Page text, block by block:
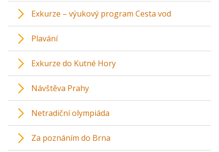
Exkurze – výukový program Cesta vod
Plavání
Exkurze do Kutné Hory
Návštěva Prahy
Netradiční olympiáda
Za poznáním do Brna